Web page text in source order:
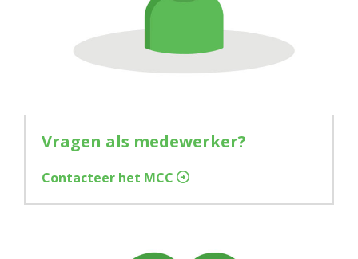
Vragen als medewerker?
Contacteer het MCC